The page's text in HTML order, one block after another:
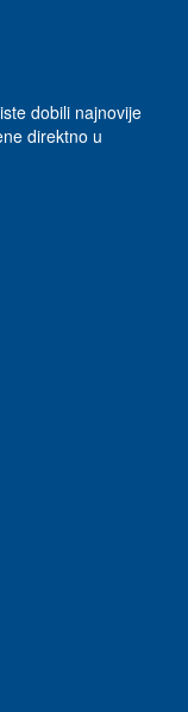
dobili najnovije
direktno u